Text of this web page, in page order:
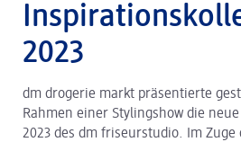
dm kosmetikstudio
Verantwortung
Lehre bei dm
Arbeiten bei dm
2023
dm drogerie markt präsentierte
Rahmen einer Stylingshow die
2023 des dm friseurstudio. Im